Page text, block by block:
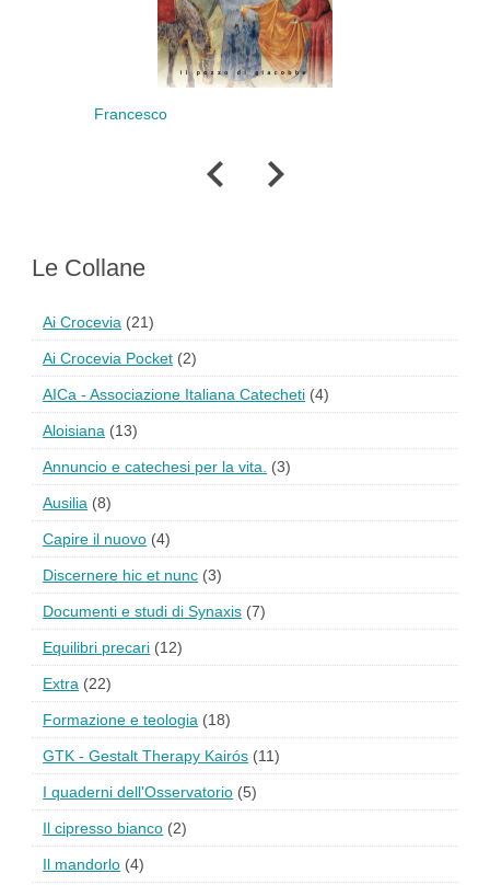
Francesco
Le Collane
Ai Crocevia (21)
Ai Crocevia Pocket (2)
AICa - Associazione Italiana Catecheti (4)
Aloisiana (13)
Annuncio e catechesi per la vita. (3)
Ausilia (8)
Capire il nuovo (4)
Discernere hic et nunc (3)
Documenti e studi di Synaxis (7)
Equilibri precari (12)
Extra (22)
Formazione e teologia (18)
GTK - Gestalt Therapy Kairós (11)
I quaderni dell'Osservatorio (5)
Il cipresso bianco (2)
Il mandorlo (4)